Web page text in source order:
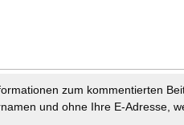
zum kommentierten
und ohne Ihre E-Adresse,